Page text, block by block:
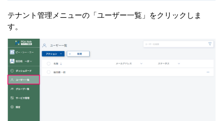
テナント管理メニューの「ユーザー一覧」をクリックしま
す。